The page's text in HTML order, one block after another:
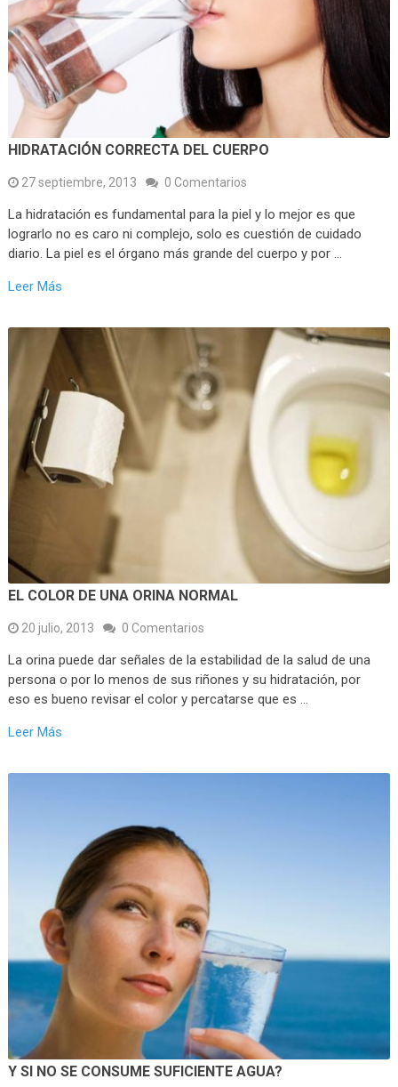
HIDRATACIÓN CORRECTA DEL CUERPO
27 septiembre, 2013 0 Comentarios
La hidratación es fundamental para la piel y lo mejor es que
lograrlo no es caro ni complejo, solo es cuestión de cuidado
diario. La piel es el órgano más grande del cuerpo y por …
Leer Más
EL COLOR DE UNA ORINA NORMAL
20 julio, 2013 0 Comentarios
La orina puede dar señales de la estabilidad de la salud de una
persona o por lo menos de sus riñones y su hidratación, por
eso es bueno revisar el color y percatarse que es …
Leer Más
Y SI NO SE CONSUME SUFICIENTE AGUA?